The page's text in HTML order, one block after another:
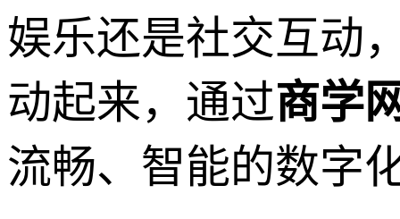
娱乐还是社交互动
动起来，通过商学
流畅、智能的数字